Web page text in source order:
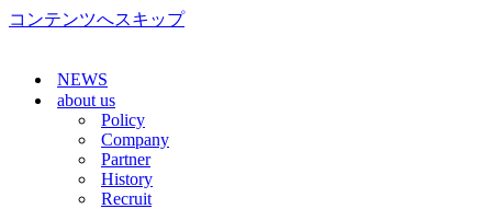
コンテンツへスキップ
NEWS
about us
Policy
Company
Partner
History
Recruit